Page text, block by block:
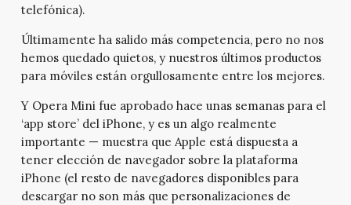
telefónica).
Últimamente ha salido más competencia, pero no nos
hemos quedado quietos, y nuestros últimos productos
para móviles están orgullosamente entre los mejores.
Y Opera Mini fue aprobado hace unas semanas para el
‘app store’ del iPhone, y es un algo realmente
importante — muestra que Apple está dispuesta a
tener elección de navegador sobre la plataforma
iPhone (el resto de navegadores disponibles para
descargar no son más que personalizaciones de